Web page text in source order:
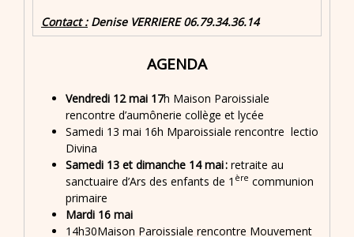
Contact :Denise VERRIERE 06.79.34.36.14
AGENDA
Vendredi 12 mai 17h Maison Paroissiale
rencontre d’aumônerie collège et lycée
Samedi 13 mai 16h Mparoissiale rencontre lectio
Divina
Samedi 13 et dimanche 14 mai : retraite au
sanctuaire d’Ars des enfants de 1 ère communion
primaire
Mardi 16 mai
14h30Maison Paroissiale rencontre Mouvement